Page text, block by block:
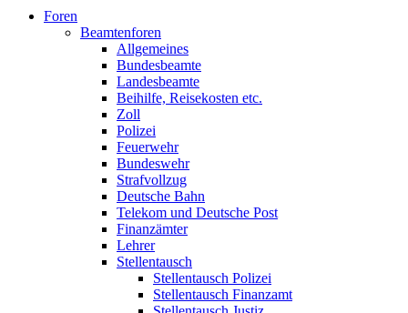
Foren
Beamtenforen
Allgemeines
Bundesbeamte
Landesbeamte
Beihilfe, Reisekosten etc.
Zoll
Polizei
Feuerwehr
Bundeswehr
Strafvollzug
Deutsche Bahn
Telekom und Deutsche Post
Finanzämter
Lehrer
Stellentausch
Stellentausch Polizei
Stellentausch Finanzamt